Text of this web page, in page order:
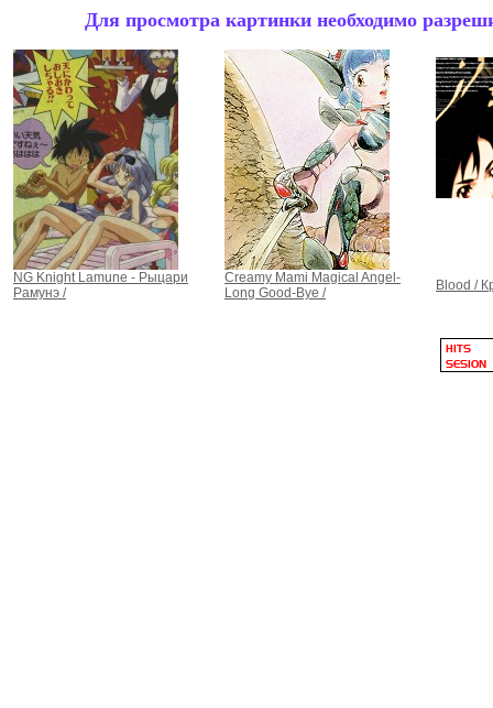
Для просмотра картинки необходимо
NG Knight Lamune - Рыцари
Рамунэ /
Creamy Mami Magical Angel-
Long Good-Bye /
Blood /